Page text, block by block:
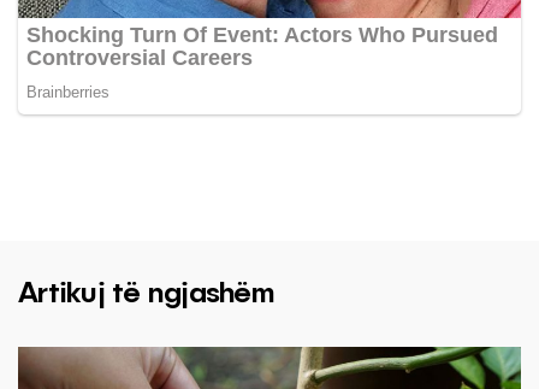
Artikuj të ngjashëm